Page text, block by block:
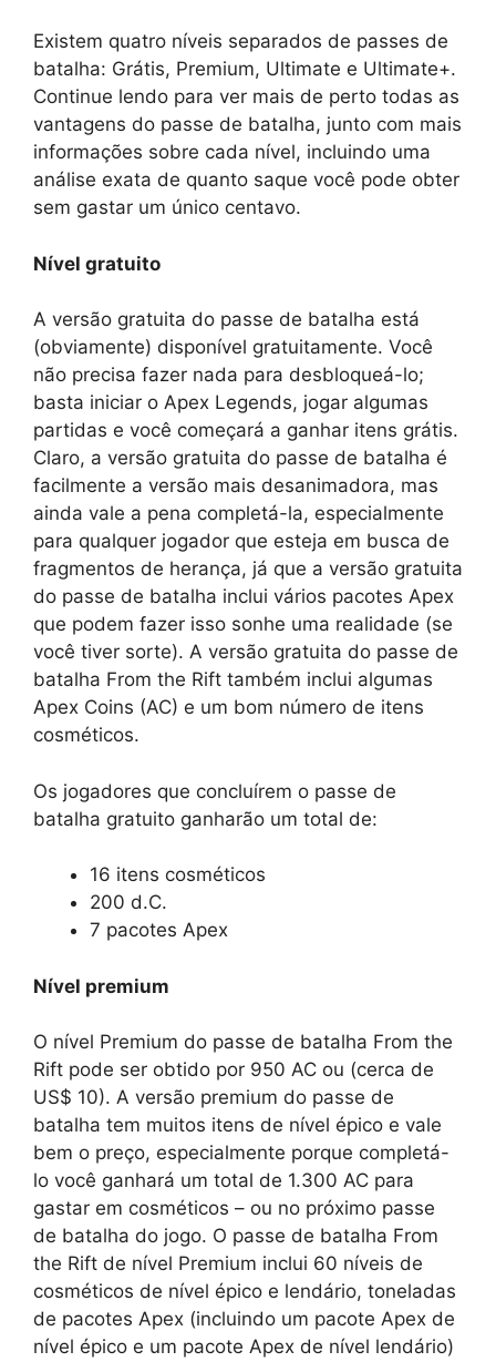
Existem quatro níveis separados de passes de
batalha: Grátis, Premium, Ultimate e Ultimate+.
Continue lendo para ver mais de perto todas as
vantagens do passe de batalha, junto com mais
informações sobre cada nível, incluindo uma
análise exata de quanto saque você pode obter
sem gastar um único centavo.
Nível gratuito
A versão gratuita do passe de batalha está
(obviamente) disponível gratuitamente. Você
não precisa fazer nada para desbloqueá-lo;
basta iniciar o Apex Legends, jogar algumas
partidas e você começará a ganhar itens grátis.
Claro, a versão gratuita do passe de batalha é
facilmente a versão mais desanimadora, mas
ainda vale a pena completá-la, especialmente
para qualquer jogador que esteja em busca de
fragmentos de herança, já que a versão gratuita
do passe de batalha inclui vários pacotes Apex
que podem fazer isso sonhe uma realidade (se
você tiver sorte). A versão gratuita do passe de
batalha From the Rift também inclui algumas
Apex Coins (AC) e um bom número de itens
cosméticos.
Os jogadores que concluírem o passe de
batalha gratuito ganharão um total de:
16 itens cosméticos
200 d.C.
7 pacotes Apex
Nível premium
O nível Premium do passe de batalha From the
Rift pode ser obtido por 950 AC ou (cerca de
US$ 10). A versão premium do passe de
batalha tem muitos itens de nível épico e vale
bem o preço, especialmente porque completá-
lo você ganhará um total de 1.300 AC para
gastar em cosméticos – ou no próximo passe
de batalha do jogo. O passe de batalha From
the Rift de nível Premium inclui 60 níveis de
cosméticos de nível épico e lendário, toneladas
de pacotes Apex (incluindo um pacote Apex de
nível épico e um pacote Apex de nível lendário)